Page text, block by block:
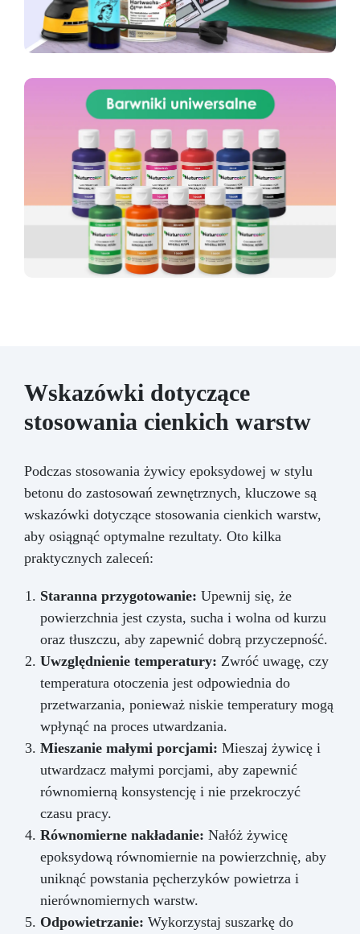
Wskazówki dotyczące
stosowania cienkich warstw
Podczas stosowania żywicy epoksydowej w stylu
betonu do zastosowań zewnętrznych, kluczowe są
wskazówki dotyczące stosowania cienkich warstw,
aby osiągnąć optymalne rezultaty. Oto kilka
praktycznych zaleceń:
Staranna przygotowanie: Upewnij się, że
powierzchnia jest czysta, sucha i wolna od kurzu
oraz tłuszczu, aby zapewnić dobrą przyczepność.
Uwzględnienie temperatury: Zwróć uwagę, czy
temperatura otoczenia jest odpowiednia do
przetwarzania, ponieważ niskie temperatury mogą
wpłynąć na proces utwardzania.
Mieszanie małymi porcjami: Mieszaj żywicę i
utwardzacz małymi porcjami, aby zapewnić
równomierną konsystencję i nie przekroczyć
czasu pracy.
Równomierne nakładanie: Nałóż żywicę
epoksydową równomiernie na powierzchnię, aby
uniknąć powstania pęcherzyków powietrza i
nierównomiernych warstw.
Odpowietrzanie: Wykorzystaj suszarkę do